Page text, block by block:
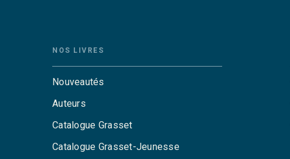
NOS LIVRES
Nouveautés
Auteurs
Catalogue Grasset
Catalogue Grasset-Jeunesse